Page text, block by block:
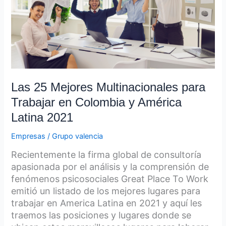
Las 25 Mejores Multinacionales para
Trabajar en Colombia y América
Latina 2021
Empresas /Grupo valencia
Recientemente la firma global de consultoría
apasionada por el análisis y la comprensión de
fenómenos psicosociales Great Place To Work
emitió un listado de los mejores lugares para
trabajar en America Latina en 2021 y aquí les
traemos las posiciones y lugares donde se
para
Trabajar
en
Colombia
América
Latina
2021